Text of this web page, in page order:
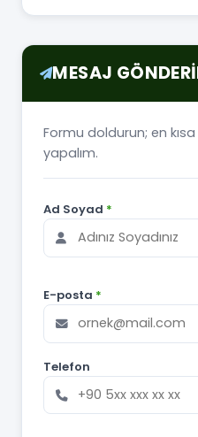
MESAJ
Formu doldurun; en
yapalım.
Ad Soyad *
E-posta *
Telefon